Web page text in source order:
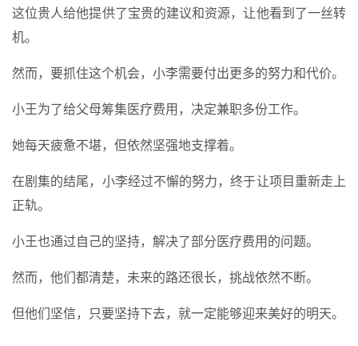
这位贵人给他提供了宝贵的建议和资源，让他看到了一丝转
机。
然而，要抓住这个机会，小李需要付出更多的努力和代价。
小王为了给父母筹集医疗费用，决定兼职多份工作。
她每天疲惫不堪，但依然坚强地支撑着。
在剧集的结尾，小李经过不懈的努力，终于让项目重新走上
正轨。
小王也通过自己的坚持，解决了部分医疗费用的问题。
然而，他们都清楚，未来的路还很长，挑战依然不断。
但他们坚信，只要坚持下去，就一定能够迎来美好的明天。